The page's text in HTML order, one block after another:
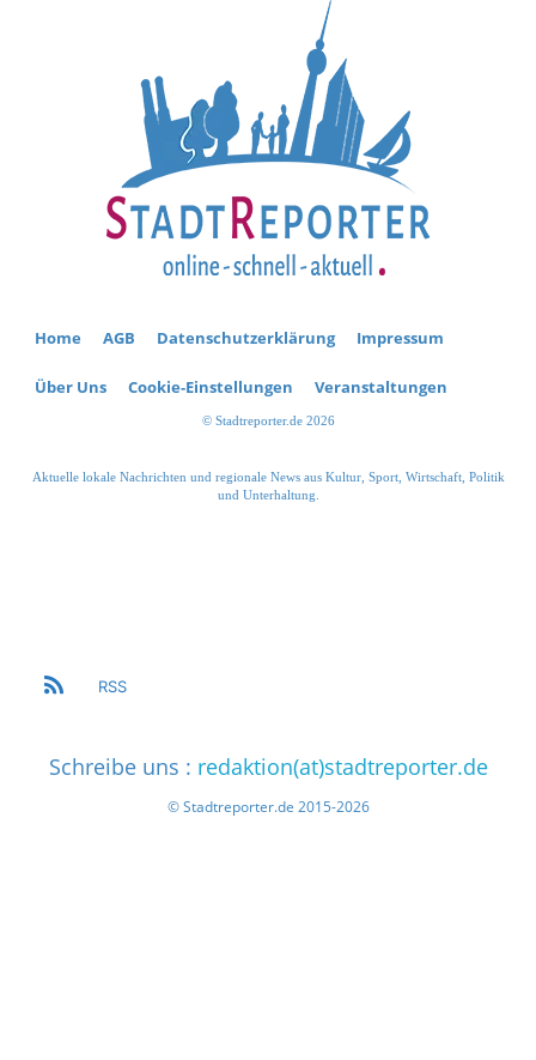
Home AGB Datenschutzerklärung Impressum
Über Uns Cookie-Einstellungen Veranstaltungen
© Stadtreporter.de 2026
Aktuelle lokale Nachrichten und regionale News aus Kultur, Sport, Wirtschaft, Politik
und Unterhaltung.
RSS
Schreibe uns : redaktion(at)stadtreporter.de
© Stadtreporter.de 2015-2026